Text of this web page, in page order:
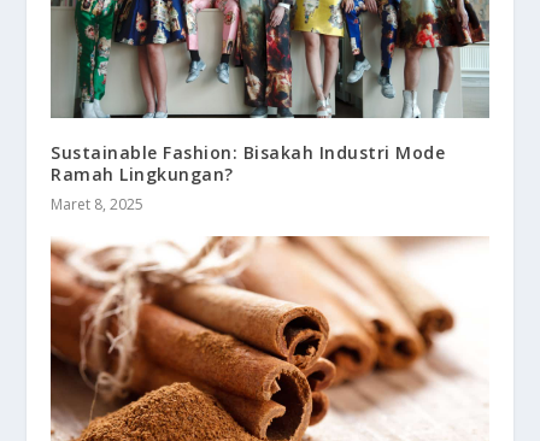
Sustainable Fashion: Bisakah Industri Mode
Ramah Lingkungan?
Maret 8, 2025